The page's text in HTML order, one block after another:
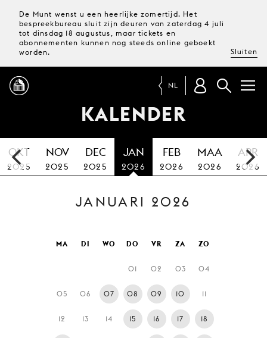
De Munt wenst u een heerlijke zomertijd. Het
bespreekbureau sluit zijn deuren van zaterdag 4 juli
tot dinsdag 18 augustus, maar tickets en
abonnementen kunnen nog steeds online geboekt
worden.
Sluiten
PROGRAMMA
MAGAZINE
TICKETS &
ABONNEMENTEN
BEZOEK
PUBLIEK
DE
MUNT
NL
KALENDER
OKT
2025
NOV
2025
DEC
2025
JAN
2026
FEB
2026
MAA
2026
APR
2026
JANUARI 2026
MA DI WO DO VR ZA ZO
01 02 03 04
05 06 07 08 09 10 11
12 13 14 15 16 17 18